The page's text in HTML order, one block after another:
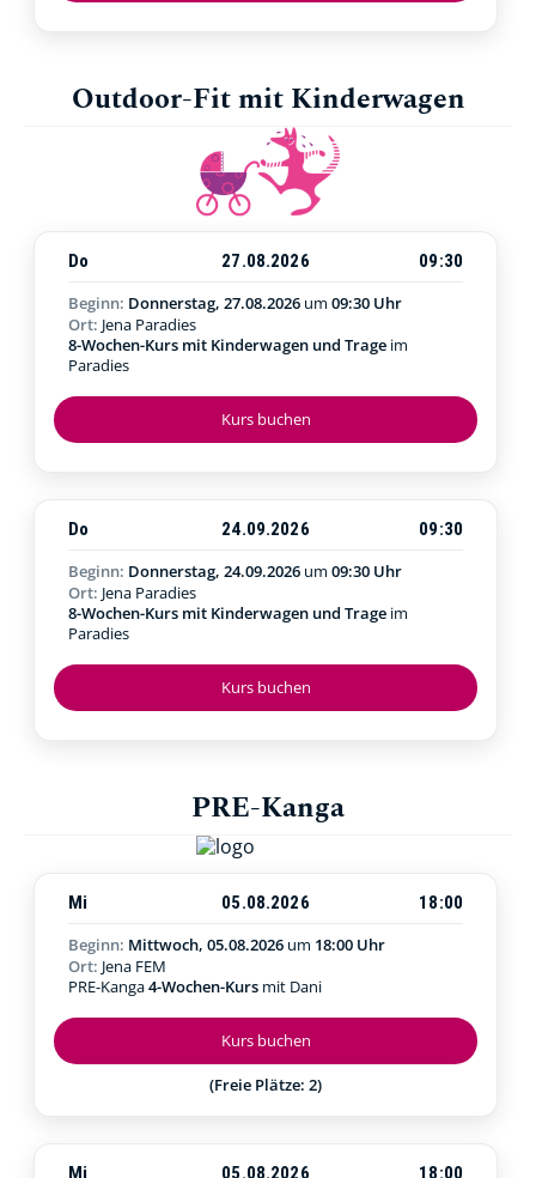
Outdoor-Fit mit Kinderwagen
Kurs buchen
Do 27.08.2026
09:30
Beginn: Donnerstag, 27.08.2026 um 09:30 Uhr
Ort: Jena Paradies
8-Wochen-Kurs mit Kinderwagen und Trage im
Paradies
Kurs buchen
Do 24.09.2026
09:30
Beginn: Donnerstag, 24.09.2026 um 09:30 Uhr
Ort: Jena Paradies
8-Wochen-Kurs mit Kinderwagen und Trage im
Paradies
PRE-Kanga
Kurs buchen
(Freie Plätze: 2)
Mi 05.08.2026
18:00
Beginn: Mittwoch, 05.08.2026 um 18:00 Uhr
Ort: Jena FEM
PRE-Kanga4-Wochen-Kurs mit Dani
Mi 05.08.2026 18:00